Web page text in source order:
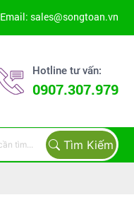
Email: sales@songtoan.vn
Hotline tư vấn:
0907.307.979
Tìm Kiếm